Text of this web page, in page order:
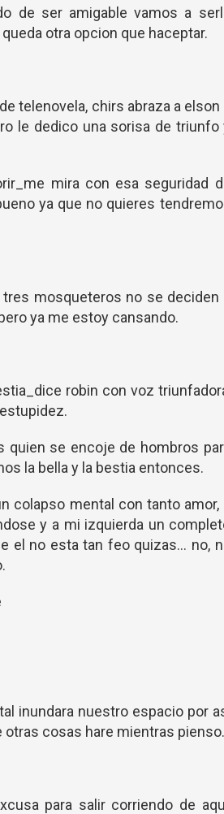
de ser amigable vamos a
otra opcion que haceptar.
telenovela, chirs abraza a elson
le dedico una sorisa de triunfo
mira con esa seguridad
ya que no quieres
mosqueteros no se deciden
ya me estoy cansando.
robin con voz
quien se encoje de hombros
la bella y la bestia entonces.
colapso mental con tanto amor,
y a mi izquierda un
el no esta tan feo quizas... no,
inundara nuestro espacio por
otras cosas hare mientras pienso.
para salir corriendo de